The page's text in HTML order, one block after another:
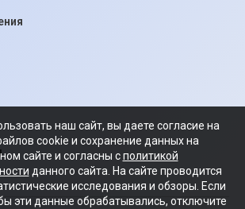
наш сайт, вы даете согласие на
cookie и сохранение данных на
сайте и согласны сполитикой
данного сайта. На сайте проводится
исследования и обзоры. Если
эти данные обрабатывались, отключите